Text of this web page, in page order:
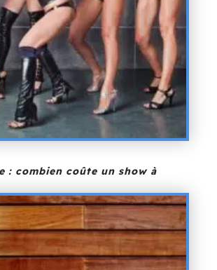
: combien coûte un show à